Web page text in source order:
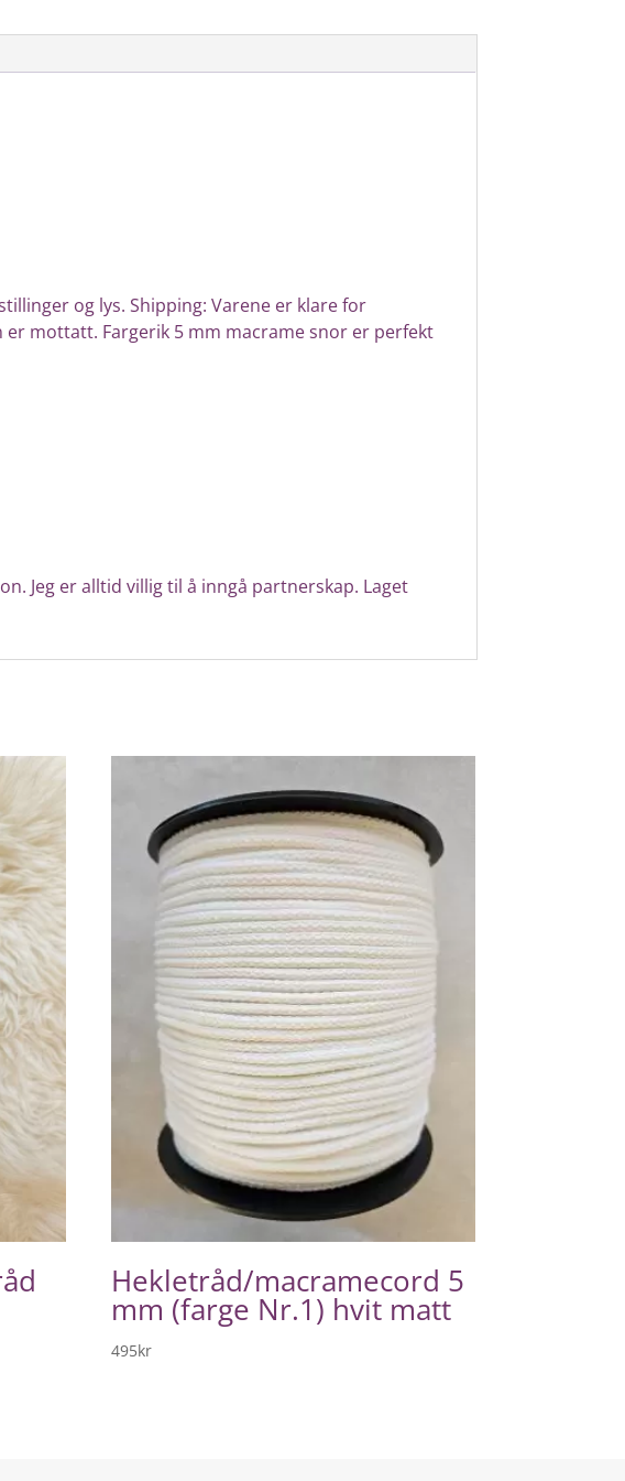
og lys.Shipping: Varene er klare for
er mottatt. Fargerik 5 mm macrame snor er perfekt
Jeg er alltid villig til å inngå partnerskap. Laget
Hekletråd/macramecord 5
mm (farge Nr.1) hvit matt
495kr